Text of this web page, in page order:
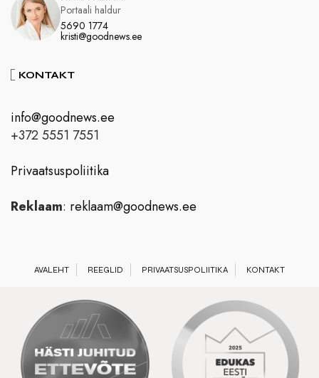
5690 1774
kristi@goodnews.ee
Portaali haldur
KONTAKT
info@goodnews.ee
+372 5551 7551
Privaatsuspoliitika
Reklaam: reklaam@goodnews.ee
AVALEHT REEGLID PRIVAATSUSPOLIITIKA KONTAKT